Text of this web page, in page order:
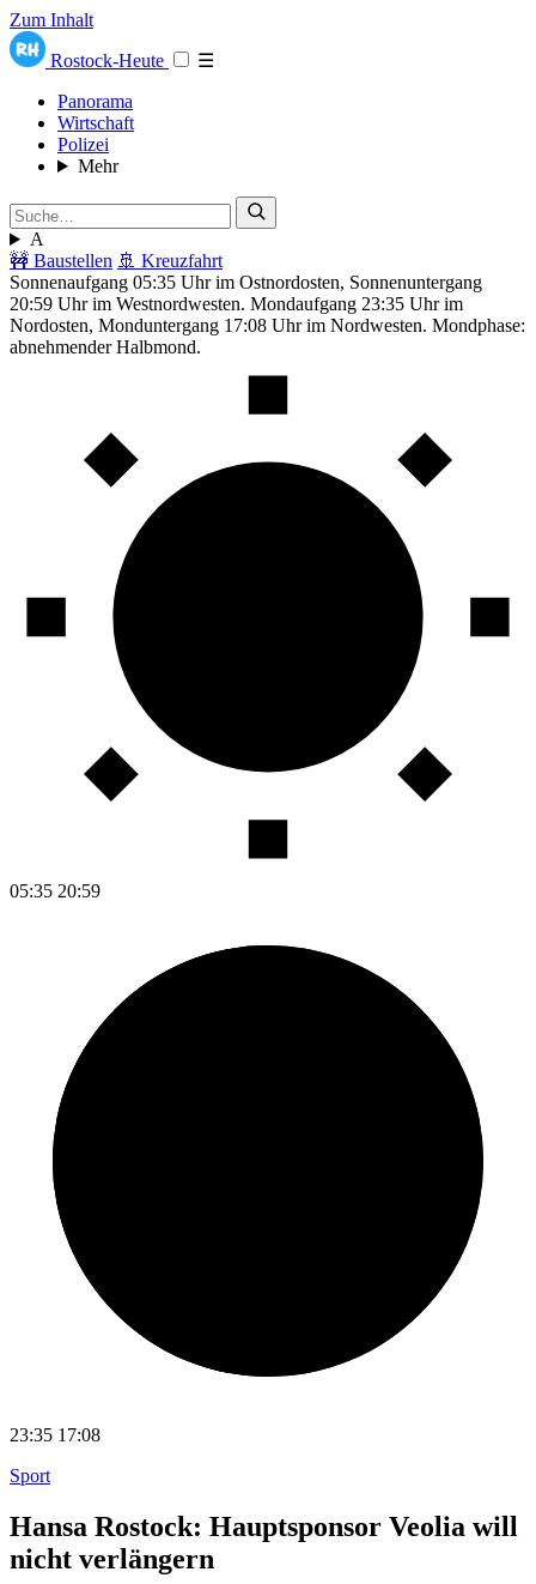
Zum Inhalt
Rostock-Heute
☰
Panorama
Wirtschaft
Polizei
Mehr
A
🚧 Baustellen 🚢 Kreuzfahrt
Sonnenaufgang 05:35 Uhr im Ostnordosten, Sonnenuntergang
20:59 Uhr im Westnordwesten. Mondaufgang 23:35 Uhr im
Nordosten, Monduntergang 17:08 Uhr im Nordwesten. Mondphase:
abnehmender Halbmond.
05:35 20:59
23:35 17:08
Sport
Hansa Rostock: Hauptsponsor Veolia will
nicht verlängern